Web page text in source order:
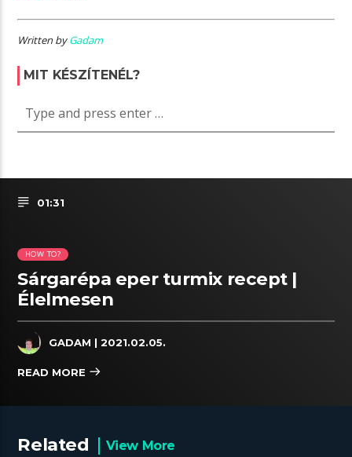
Written byGadam
MIT KÉSZÍTENÉL?
01:31
HOW TO?
Sárgarépa eper turmix recept |
Élelmesen
GADAM | 2021.02.05.
READ MORE
Related View More